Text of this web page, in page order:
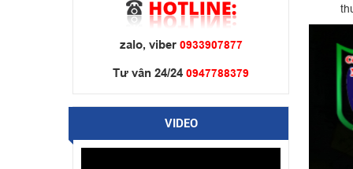
zalo, viber 0933907877
Tư vân 24/24 0947788379
VIDEO